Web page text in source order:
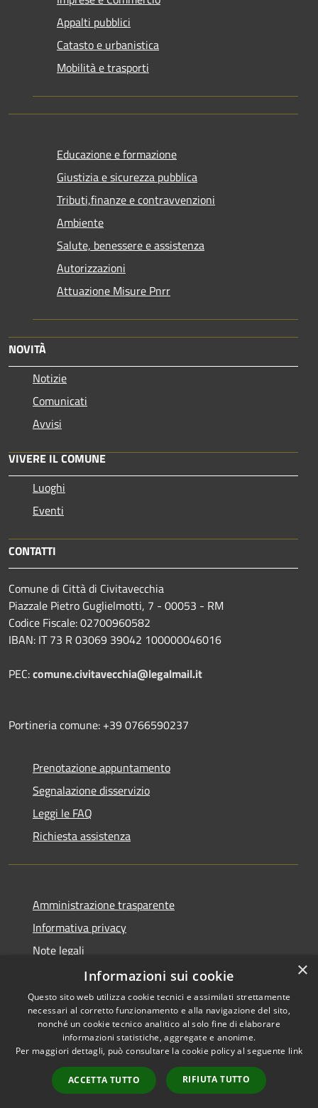
Appalti pubblici
Catasto e urbanistica
Mobilità e trasporti
Educazione e formazione
Giustizia e sicurezza pubblica
Tributi,finanze e contravvenzioni
Ambiente
Salute, benessere e assistenza
Autorizzazioni
Attuazione Misure Pnrr
NOVITÀ
Notizie
Comunicati
Avvisi
VIVERE IL COMUNE
Luoghi
Eventi
CONTATTI
Comune di Città di Civitavecchia
Piazzale Pietro Guglielmotti, 7 - 00053 - RM
Codice Fiscale: 02700960582
IBAN: IT 73 R 03069 39042 100000046016
PEC:comune.civitavecchia@legalmail.it
Portineria comune: +39 0766590237
Prenotazione appuntamento
Segnalazione disservizio
Leggi le FAQ
Richiesta assistenza
Amministrazione trasparente
Informativa privacy
Note legali
Dichiarazione di accessibilità
RSS
Accessibilità
Copyright © 2026 • Città di
Municipium•
Accesso
redazione
×
Informazioni sui cookie
Questo sito web utilizza cookie tecnici e assimilati strettamente
necessari al corretto funzionamento e alla navigazione del sito,
nonché un cookie tecnico analitico al solo fine di elaborare
informazioni statistiche, aggregate e anonime.
Per maggiori dettagli, può consultare la cookie policy al seguente link
ACCETTA TUTTO RIFIUTA TUTTO